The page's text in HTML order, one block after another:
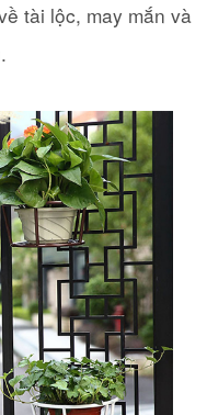
tài lộc, may mắn và